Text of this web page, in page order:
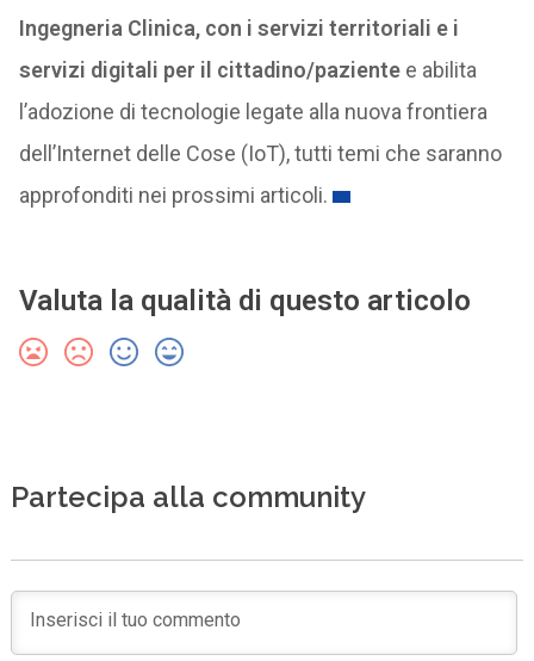
Ingegneria Clinica, con i servizi territoriali e i
servizi digitali per il cittadino/pazientee abilita
l’adozione di tecnologie legate alla nuova frontiera
dell’Internet delle Cose (IoT), tutti temi che saranno
approfonditi nei prossimi articoli.
Valuta la qualità di questo articolo
Partecipa alla community